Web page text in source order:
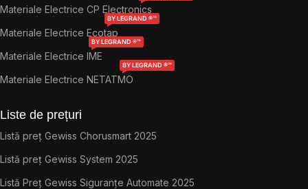
Materiale Electrice CP Electronics
Materiale Electrice Ecotap
BY LEGRAND ®™
Materiale Electrice IME
BY LEGRAND ®™
Materiale Electrice NETATMO
BY LEGRAND ®™
Liste de prețuri
Listă preț Gewiss Chorusmart 2025
Listă preț Gewiss System 2025
Listă Preț Gewiss Siguranțe Automate 2025